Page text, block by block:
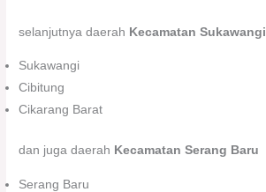
selanjutnya daerah Kecamatan Sukawangi
Sukawangi
Cibitung
Cikarang Barat
dan juga daerah Kecamatan Serang Baru
Serang Baru